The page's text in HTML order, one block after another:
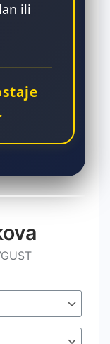
ili